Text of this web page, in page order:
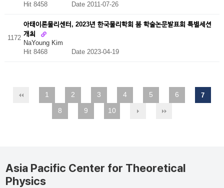
Hit 8458
Date 2011-07-26
1172
아태이론물리센터, 2023년 한국물리학회 봄 학술논문발표회 특별세션
개최
NaYoung Kim
Hit 8468 Date 2023-04-19
1 2 3 4 5 6 7
8 9 10
Asia Pacific Center for Theoretical
Physics